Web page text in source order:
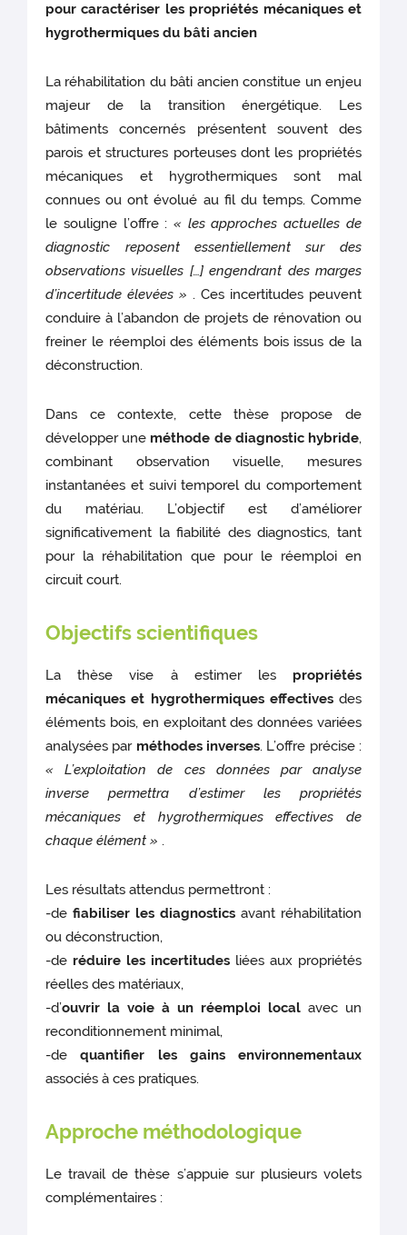
pour caractériser les propriétés mécaniques et
hygrothermiques du bâti ancien
La réhabilitation du bâti ancien constitue un enjeu
majeur de la transition énergétique. Les
bâtiments concernés présentent souvent des
parois et structures porteuses dont les propriétés
mécaniques et hygrothermiques sont mal
connues ou ont évolué au fil du temps. Comme
le souligne l’offre : « les approches actuelles de
diagnostic reposent essentiellement sur des
observations visuelles […] engendrant des marges
d’incertitude élevées » . Ces incertitudes peuvent
conduire à l’abandon de projets de rénovation ou
freiner le réemploi des éléments bois issus de la
déconstruction.
Dans ce contexte, cette thèse propose de
développer une méthode de diagnostic hybride,
combinant observation visuelle, mesures
instantanées et suivi temporel du comportement
du matériau. L’objectif est d’améliorer
significativement la fiabilité des diagnostics, tant
pour la réhabilitation que pour le réemploi en
circuit court.
Objectifs scientifiques
La thèse vise à estimer les propriétés
mécaniques et hygrothermiques effectivesdes
éléments bois, en exploitant des données variées
analysées par méthodes inverses. L’offre précise :
« L’exploitation de ces données par analyse
inverse permettra d’estimer les propriétés
mécaniques et hygrothermiques effectives de
chaque élément » .
Les résultats attendus permettront :
-defiabiliser les diagnostics avant réhabilitation
ou déconstruction,
-de réduire les incertitudes liées aux propriétés
réelles des matériaux,
-d’ouvrir la voie à un réemploi localavec un
reconditionnement minimal,
-dequantifier les gains environnementaux
associés à ces pratiques.
Approche méthodologique
Le travail de thèse s’appuie sur plusieurs volets
complémentaires :